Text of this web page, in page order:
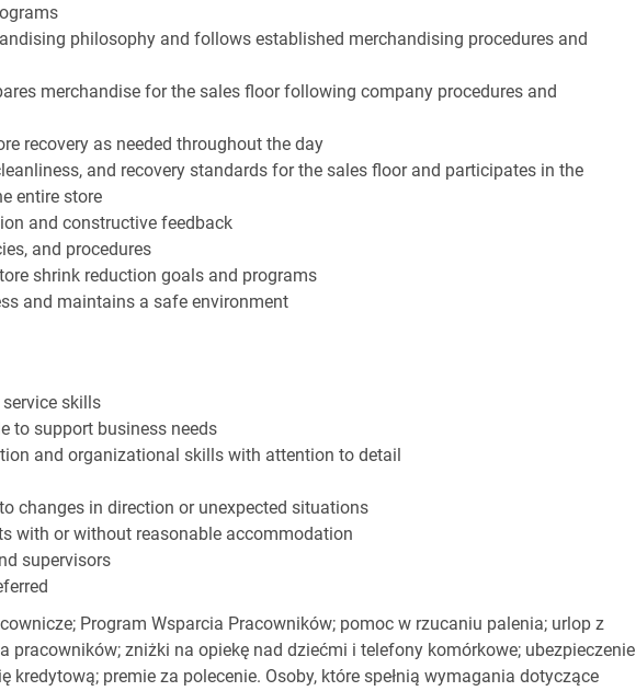
philosophy and follows established merchandising procedures and
merchandise for the sales floor following company procedures and
recovery as needed throughout the day
and recovery standards for the sales floor and participates in the
entire store
and constructive feedback
and procedures
shrink reduction goals and programs
and maintains a safe environment
skills
to support business needs
and organizational skills with attention to detail
changes in direction or unexpected situations
with or without reasonable accommodation
supervisors
Program Wsparcia Pracowników; pomoc w rzucaniu palenia; urlop z
pracowników; zniżki na opiekę nad dziećmi i telefony komórkowe; ubezpieczenie
kredytową; premie za polecenie. Osoby, które spełnią wymagania dotyczące